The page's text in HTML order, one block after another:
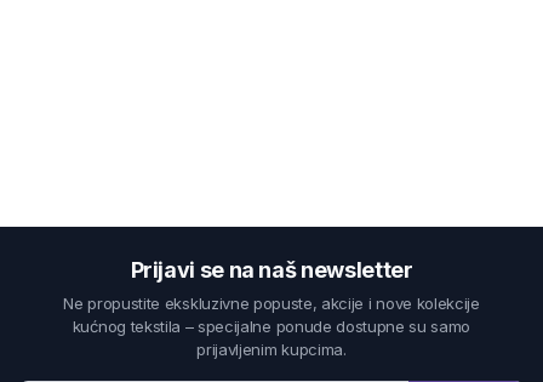
Prijavi se na naš newsletter
Ne propustite ekskluzivne popuste, akcije i nove kolekcije
kućnog tekstila – specijalne ponude dostupne su samo
prijavljenim kupcima.